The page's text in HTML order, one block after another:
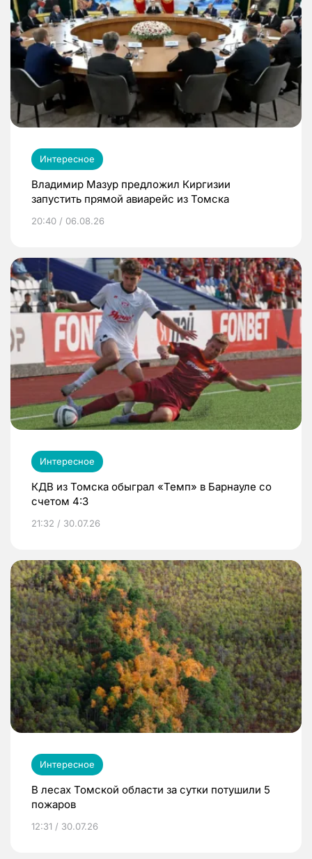
Интересное
Владимир Мазур предложил Киргизии
запустить прямой авиарейс из Томска
20:40 / 06.08.26
Интересное
КДВ из Томска обыграл «Темп» в Барнауле со
счетом 4:3
21:32 / 30.07.26
Интересное
В лесах Томской области за сутки потушили 5
пожаров
12:31 / 30.07.26